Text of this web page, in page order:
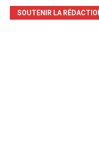
SOUTENIR LA